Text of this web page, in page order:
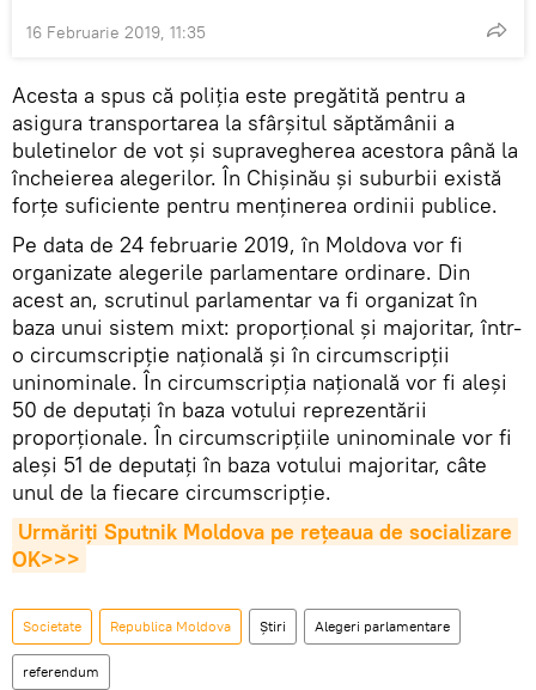
16 Februarie 2019, 11:35
Acesta a spus că poliția este pregătită pentru a
asigura transportarea la sfârșitul săptămânii a
buletinelor de vot și supravegherea acestora până la
încheierea alegerilor. În Chișinău și suburbii există
forțe suficiente pentru menținerea ordinii publice.
Pe data de 24 februarie 2019, în Moldova vor fi
organizate alegerile parlamentare ordinare. Din
acest an, scrutinul parlamentar va fi organizat în
baza unui sistem mixt: proporțional și majoritar, într-
o circumscripție națională și în circumscripții
uninominale. În circumscripția națională vor fi aleși
50 de deputați în baza votului reprezentării
proporționale. În circumscripțiile uninominale vor fi
aleși 51 de deputați în baza votului majoritar, câte
unul de la fiecare circumscripție.
Urmăriți Sputnik Moldova pe rețeaua de socializare
OK>>>
Societate Republica Moldova Știri Alegeri parlamentare
referendum